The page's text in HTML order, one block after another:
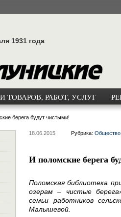
1931 года
ТОВАРОВ, РАБОТ, УСЛУГ
берега будут чистыми!
18.06.2015 Рубрика: Общество
И поломские берега
Поломская библиотека
озерам – чистые
семьи работников
Малышевой.